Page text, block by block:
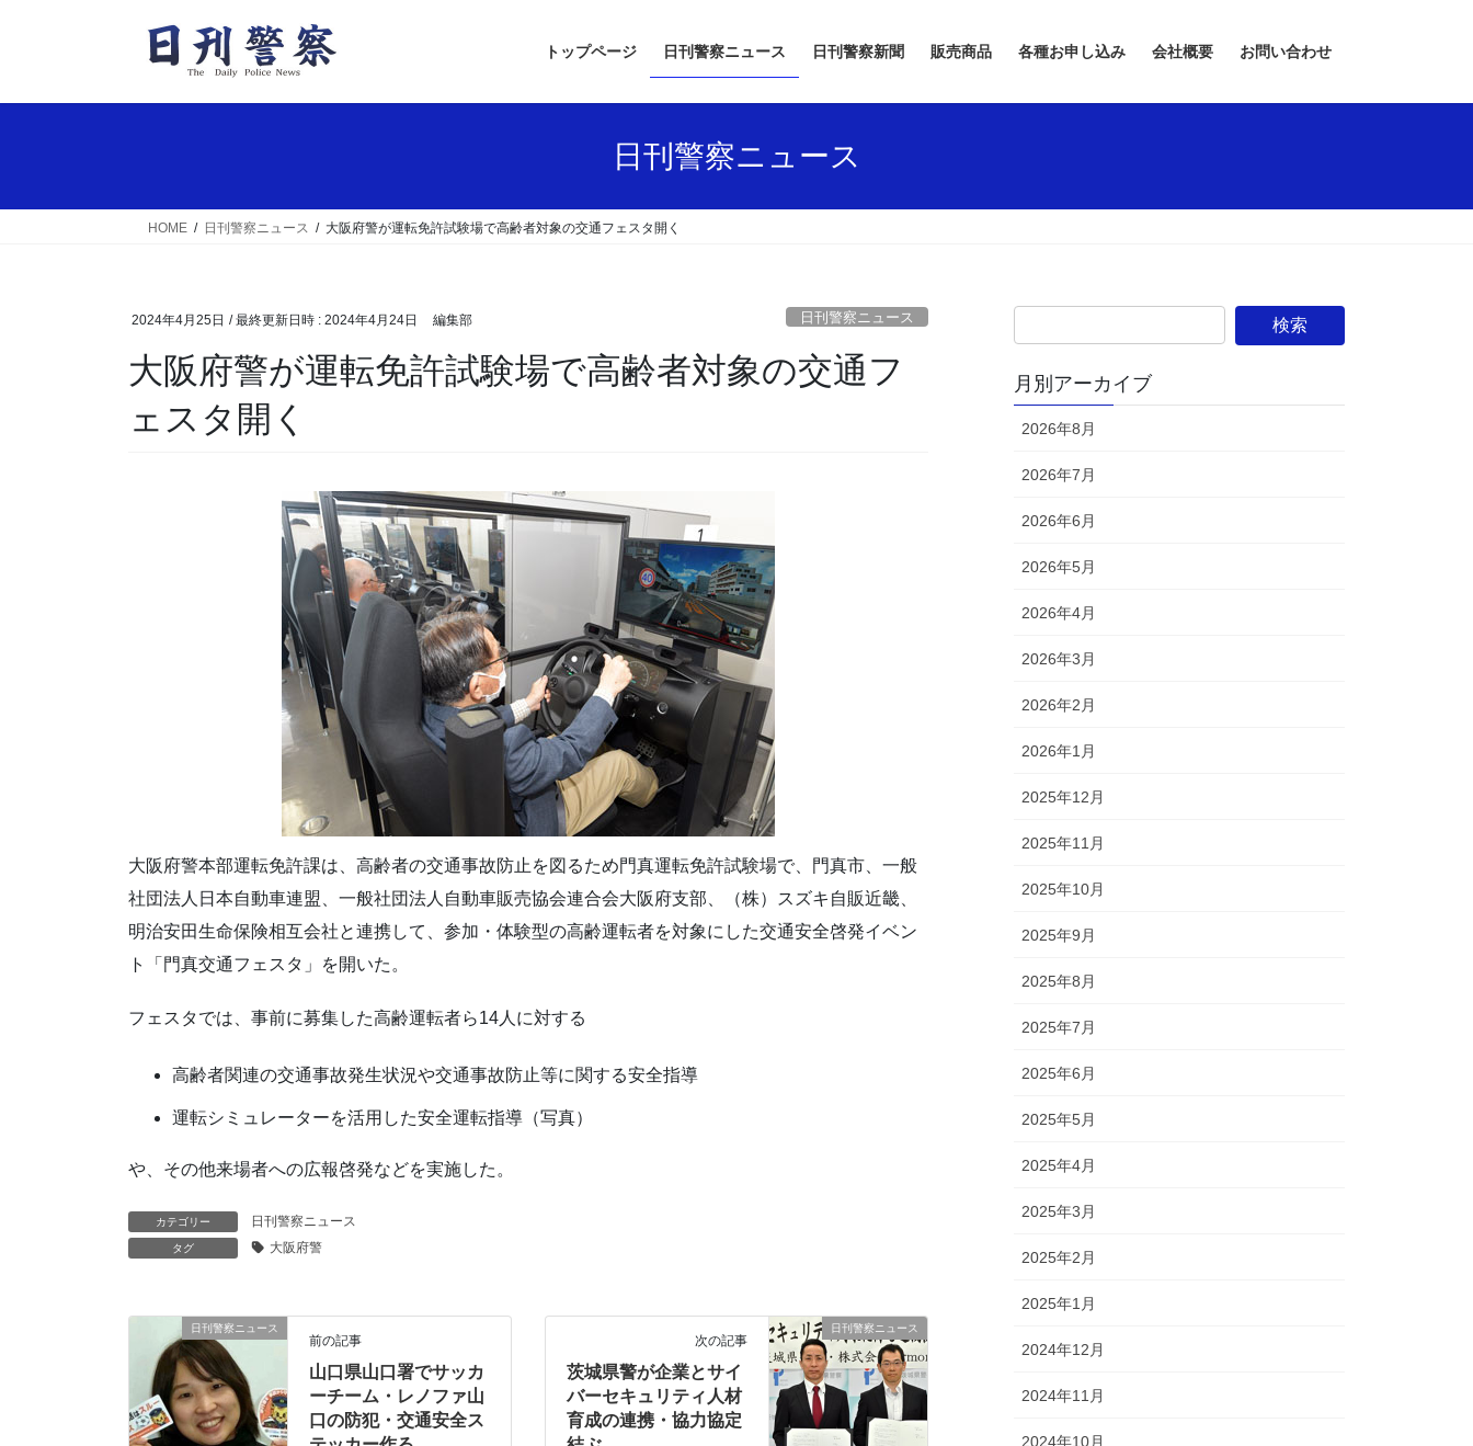
トップページ 日刊警察ニュース 日刊警察新聞 販売商品 各種お申し込み 会社概要 お問い合わせ
日刊警察ニュース
HOME 日刊警察ニュース 大阪府警が運転免許試験場で高齢者対象の交通フェスタ開く
2024年4月25日 / 最終更新日時 : 2024年4月24日 編集部 日刊警察ニュース
大阪府警が運転免許試験場で高齢者対象の交通フ
ェスタ開く
大阪府警本部運転免許課は、高齢者の交通事故防止を図るため門真運転免許試験場で、門真市、一般
社団法人日本自動車連盟、一般社団法人自動車販売協会連合会大阪府支部、（株）スズキ自販近畿、
明治安田生命保険相互会社と連携して、参加・体験型の高齢運転者を対象にした交通安全啓発イベン
ト「門真交通フェスタ」を開いた。
フェスタでは、事前に募集した高齢運転者ら14人に対する
高齢者関連の交通事故発生状況や交通事故防止等に関する安全指導
運転シミュレーターを活用した安全運転指導（写真）
や、その他来場者への広報啓発などを実施した。
カテゴリー 日刊警察ニュース
タグ 大阪府警
日刊警察ニュース
前の記事
山口県山口署でサッカ
ーチーム・レノファ山
口の防犯・交通安全ス
日刊警察ニュース
次の記事
茨城県警が企業とサイ
バーセキュリティ人材
育成の連携・協力協定
月別アーカイブ
2026年8月
2026年7月
2026年6月
2026年5月
2026年4月
2026年3月
2026年2月
2026年1月
2025年12月
2025年11月
2025年10月
2025年9月
2025年8月
2025年7月
2025年6月
2025年5月
2025年4月
2025年3月
2025年2月
2025年1月
2024年12月
2024年11月
2024年10月